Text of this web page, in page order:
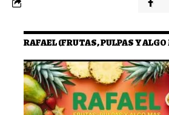
RAFAEL (FRUTAS, PULPAS Y